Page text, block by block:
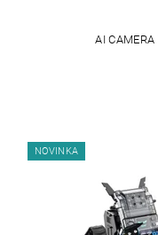
AI
NOVINKA